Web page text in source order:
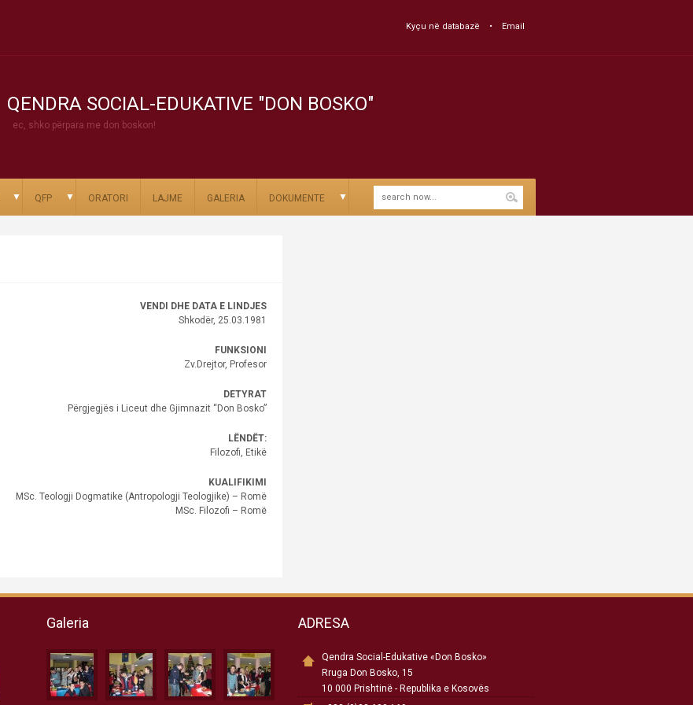
Kyçu në databazë Email
QENDRA SOCIAL-EDUKATIVE "DON BOSKO"
ec, shko përpara me don boskon!
▼ QFP ▼ ORATORI LAJME GALERIA DOKUMENTE ▼
VENDI DHE DATA E LINDJES
Shkodër, 25.03.1981
FUNKSIONI
Zv.Drejtor, Profesor
DETYRAT
Përgjegjës i Liceut dhe Gjimnazit “Don Bosko”
LËNDËT:
Filozofi, Etikë
KUALIFIKIMI
MSc. Teologji Dogmatike (Antropologji Teologjike) – Romë
MSc. Filozofi – Romë
Galeria ADRESA
Qendra Social-Edukative «Don Bosko»
Rruga Don Bosko, 15
10 000 Prishtinë - Republika e Kosovës